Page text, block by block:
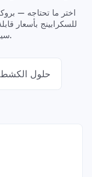
اختر ما تحتاجه —
سير عمل تجاري.
حلول الكشط